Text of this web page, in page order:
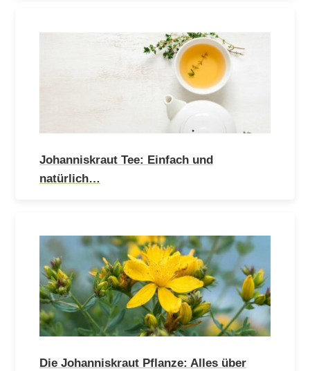
Johanniskraut Tee: Einfach und
natürlich…
Die Johanniskraut Pflanze: Alles über